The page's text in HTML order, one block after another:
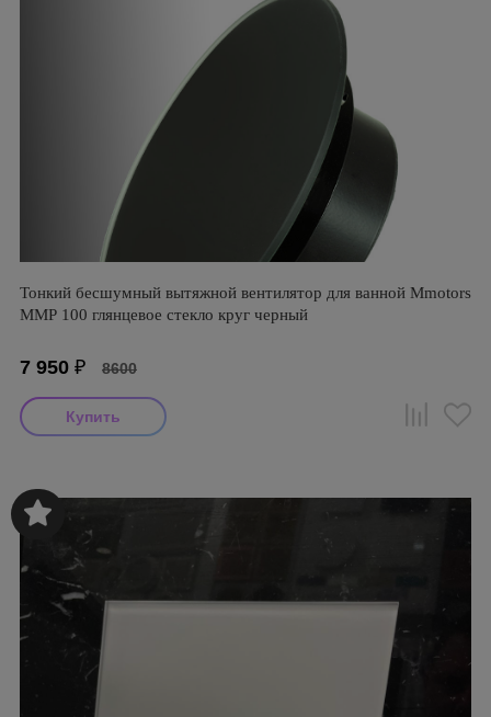
Тонкий бесшумный вытяжной вентилятор для ванной Mmotors
ММР 100 глянцевое стекло круг черный
7 950 ₽ 8600